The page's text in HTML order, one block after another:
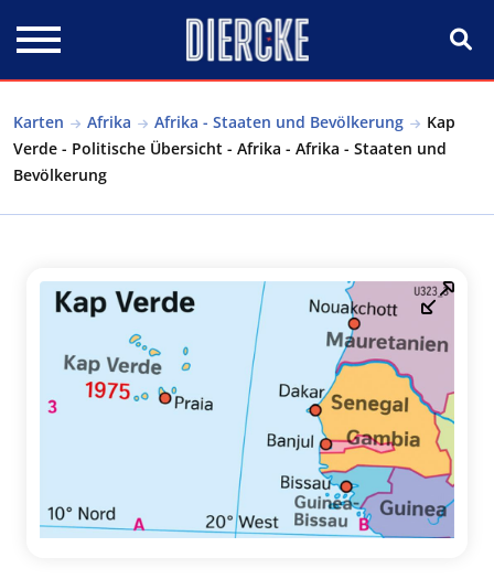
Karten Afrika Afrika - Staaten und Bevölkerung
Kap
Verde - Politische Übersicht - Afrika - Afrika - Staaten und
Bevölkerung